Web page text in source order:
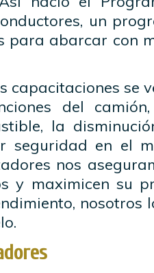
un
para abarcar con
capacitaciones se
del
la
seguridad en el
nos
y maximicen su
nosotros